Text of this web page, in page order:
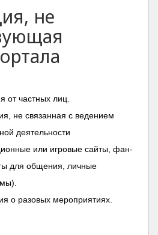
не
от частных лиц.
не связанная с ведением
деятельности
или игровые сайты, фан-
для общения, личные
о разовых мероприятиях.